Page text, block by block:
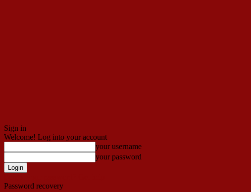
Sign in
Welcome! Log into your account
your username
your password
Password recovery